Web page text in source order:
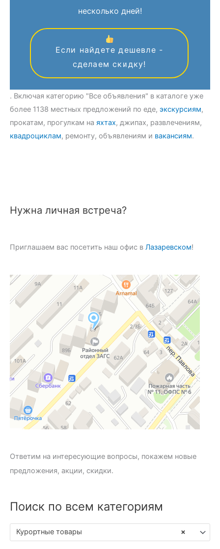
Нужна личная встреча?
Приглашаем вас посетить наш офис в Лазаревском!
Ответим на интересующие вопросы, покажем новые
предложения, акции, скидки.
Поиск по всем категориям
×
Курортные товары
несколько дней!
Если найдете дешевле -
сделаем скидку!
. Включая категорию "Все объявления" в каталоге уже
более 1138 местных предложений по еде, экскурсиям,
прокатам, прогулкам на яхтах, джипах, развлечениям,
квадроциклам, ремонту, объявлениям и вакансиям.